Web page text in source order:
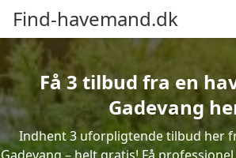
Find-havemand.dk
Få 3 tilbud fra en
Gadevang
Indhent 3 uforpligtende tilbud her